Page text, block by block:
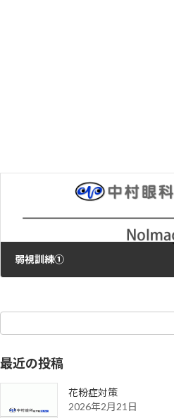
弱視訓練①
最近の投稿
花粉症対策
2026年2月21日